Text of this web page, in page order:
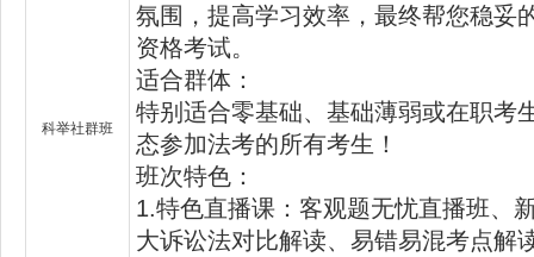
科举社群班
氛围，提高学习效率，最终帮您稳妥
资格考试。
适合群体：
特别适合零基础、基础薄弱或在职考
态参加法考的所有考生！
班次特色：
1.特色直播课：客观题无忧直播班、
大诉讼法对比解读、易错易混考点解